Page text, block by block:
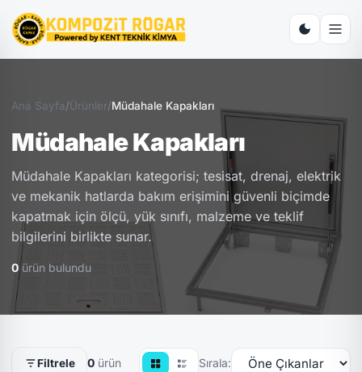
Ana Sayfa/Ürünler/Müdahale Kapakları
Müdahale Kapakları
Müdahale Kapakları kategorisi; tesisat, drenaj, elektrik
ve mekanik hatlarda bakım erişimini güvenli biçimde
kapatmak için ölçü, yük sınıfı, malzeme ve teklif
bilgilerini birlikte sunar.
0ürün bulundu
Filtrele 0 ürün Sırala: